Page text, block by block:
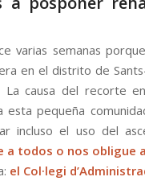
varias semanas
en el distrito de
La causa del recorte
esta pequeña
incluso el uso del
a todos o nos obligue
el Col·legi